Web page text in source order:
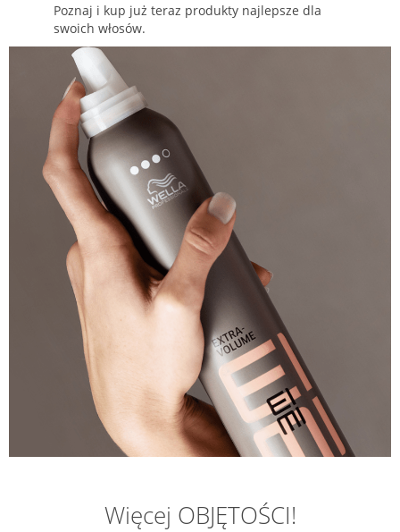
Poznaj i kup już teraz produkty najlepsze dla
swoich włosów.
Więcej OBJĘTOŚCI!